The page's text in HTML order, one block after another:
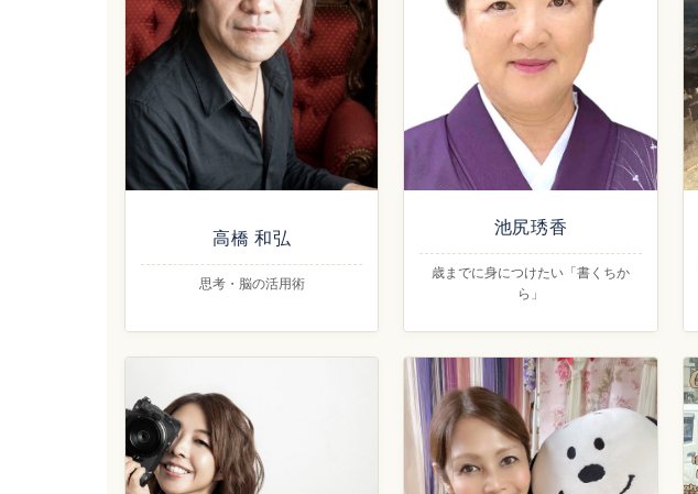
高橋 和弘
思考・脳の活用術
池尻琇香
歳までに身につけたい「書くちか
ら」